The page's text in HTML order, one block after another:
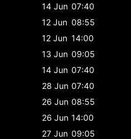
14 Jun 07:40
12 Jun 08:55
12 Jun 14:00
13 Jun 09:05
14 Jun 07:40
28 Jun 07:40
26 Jun 08:55
26 Jun 14:00
27 Jun 09:05